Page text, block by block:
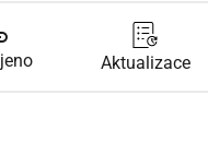
Aktualizace